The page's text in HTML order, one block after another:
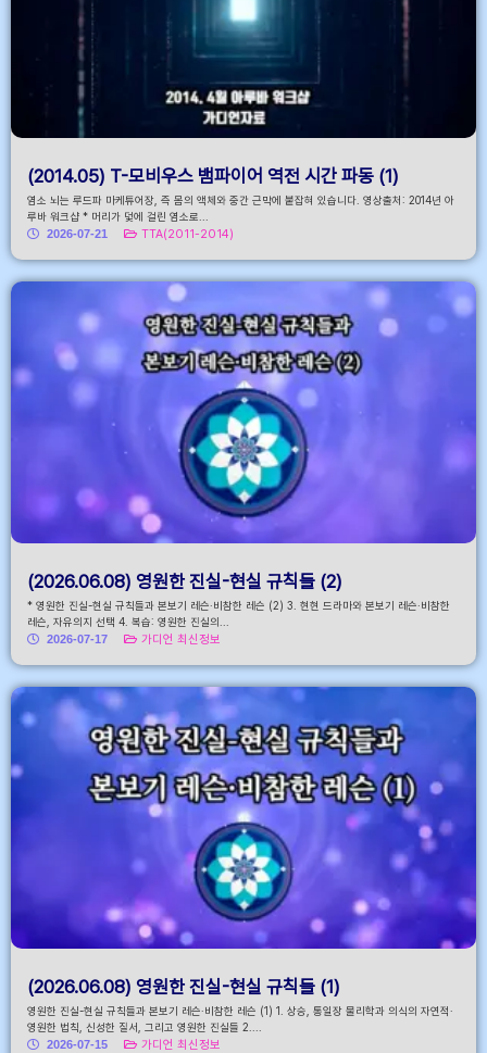
(2014.05) T-모비우스 뱀파이어 역전 시간 파동 (1)
염소 뇌는 루드파 마케튜어장, 즉 몸의 액체와 중간 근막에 붙잡혀 있습니다. 영상출처: 2014년 아
루바 워크샵 * 머리가 덫에 걸린 염소로...
2026-07-21
TTA(2011-2014)
(2026.06.08) 영원한 진실-현실 규칙들 (2)
* 영원한 진실-현실 규칙들과 본보기 레슨·비참한 레슨 (2) 3. 현현 드라마와 본보기 레슨·비참한
레슨, 자유의지 선택 4. 복습: 영원한 진실의...
2026-07-17
가디언 최신정보
(2026.06.08) 영원한 진실-현실 규칙들 (1)
영원한 진실-현실 규칙들과 본보기 레슨·비참한 레슨 (1) 1. 상승, 통일장 물리학과 의식의 자연적·
영원한 법칙, 신성한 질서, 그리고 영원한 진실들 2....
2026-07-15
가디언 최신정보